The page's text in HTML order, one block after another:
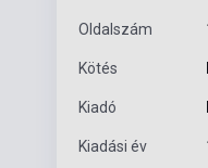
Oldalszám
Kötés
Kiadó
Kiadási év